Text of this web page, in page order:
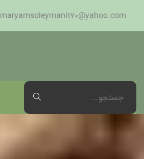
maryamsoleymani170@yahoo.com